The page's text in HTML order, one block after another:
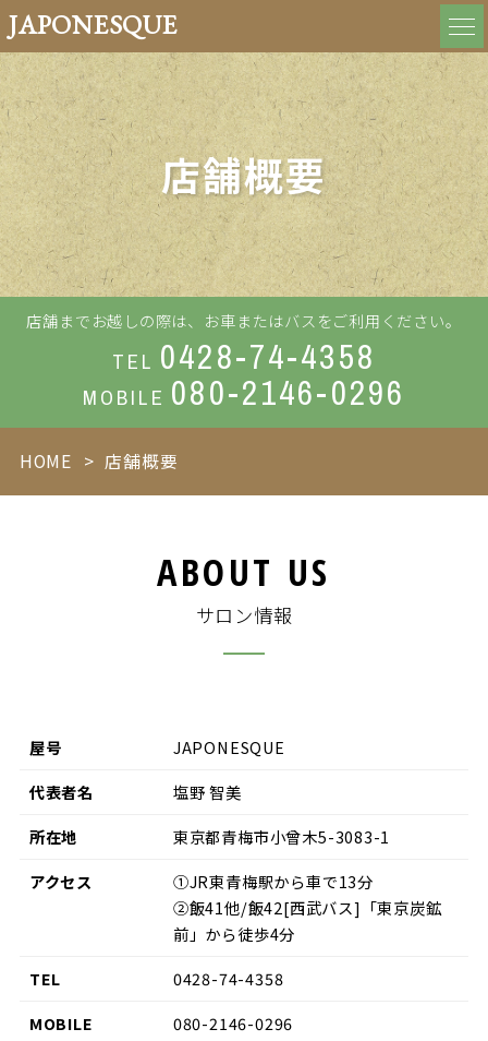
JAPONESQUE
店舗概要
店舗までお越しの際は、お車またはバスをご利用ください。
TEL 0428-74-4358
MOBILE 080-2146-0296
HOME 店舗概要
ABOUT US
サロン情報
屋号
JAPONESQUE
代表者名
塩野 智美
所在地
東京都青梅市小曾木5-3083-1
アクセス
①JR東青梅駅から車で13分
②飯41他/飯42[西武バス]「東京炭鉱
前」から徒歩4分
TEL
0428-74-4358
MOBILE
080-2146-0296